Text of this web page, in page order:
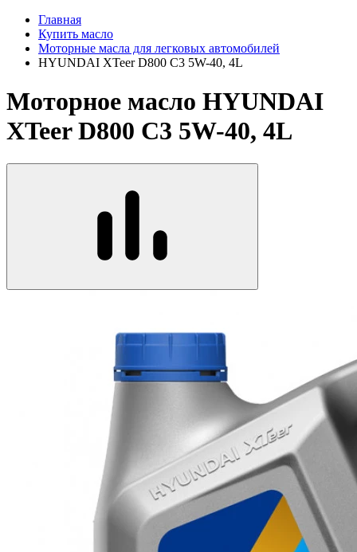
Главная
Купить масло
Моторные масла для легковых автомобилей
HYUNDAI XTeer D800 C3 5W-40, 4L
Моторное масло HYUNDAI
XTeer D800 C3 5W-40, 4L